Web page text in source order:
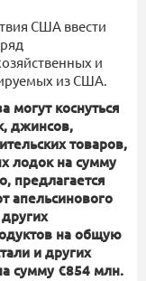
США ввести
и
из США.
коснуться
джинсов,
товаров,
лодок на сумму
предлагается
апельсинового
на общую
и других
сумму €854 млн.